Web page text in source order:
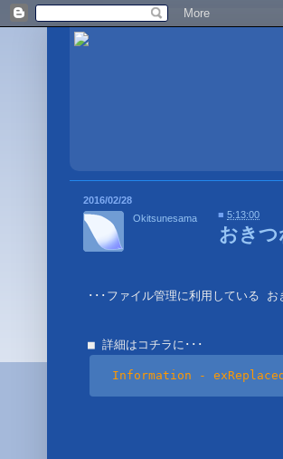
2016/02/28
おきつ
･･･ファイル管理に利用している お
Information -
Okitsunesama ■5:13:00